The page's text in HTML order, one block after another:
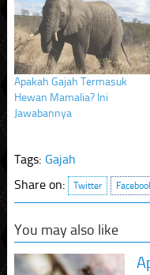
Apakah Gajah Termasuk
Hewan Mamalia? Ini
Jawabannya
Tags: Gajah
Share on:
Twitter
You may also like